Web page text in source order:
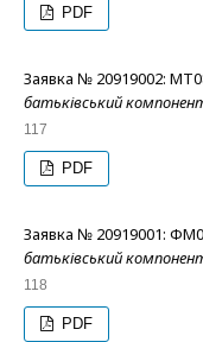
PDF
Заявка № 20919002:
батьківський
117
PDF
Заявка № 20919001:
батьківський
118
PDF